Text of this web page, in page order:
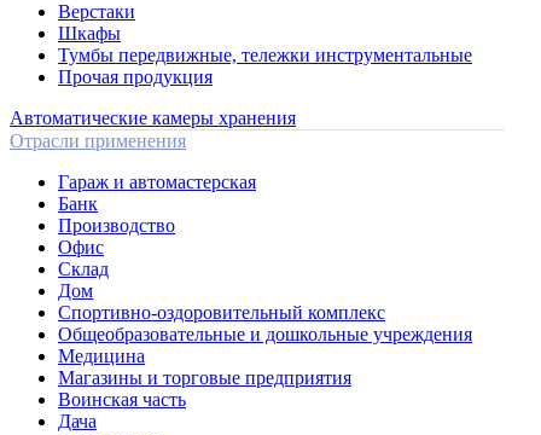
Верстаки
Шкафы
Тумбы передвижные, тележки инструментальные
Прочая продукция
Автоматические камеры хранения
Отрасли применения
Гараж и автомастерская
Банк
Производство
Офис
Склад
Дом
Спортивно-оздоровительный комплекс
Общеобразовательные и дошкольные учреждения
Медицина
Магазины и торговые предприятия
Воинская часть
Дача